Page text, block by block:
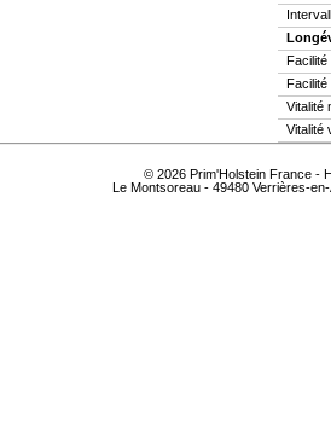
Facilité
Facilité
Vitalité
Vitalité
© 2026 Prim'Holstein France -
Le Montsoreau - 49480 Verrières-